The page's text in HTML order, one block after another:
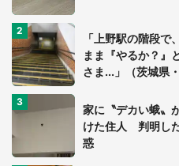
「上野駅の階段
まま『やるか？』
さま...」（茨城県
家に〝デカい蛾〟
けた住人 判明し
惑